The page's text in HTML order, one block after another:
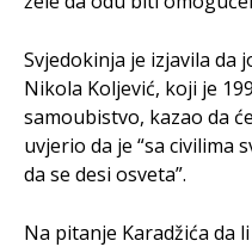
Svjedokinja je izjavila da
Nikola Koljević, koji je
samoubistvo, kazao da
uvjerio da je “sa civilima
da se desi osveta”.
Na pitanje Karadžića da